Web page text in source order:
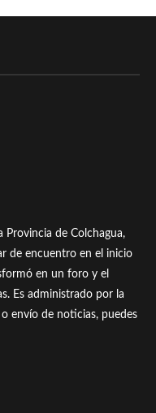
de Colchagua,
de encuentro en el inicio
en un foro y el
Es administrado por la
envío de noticias, puedes